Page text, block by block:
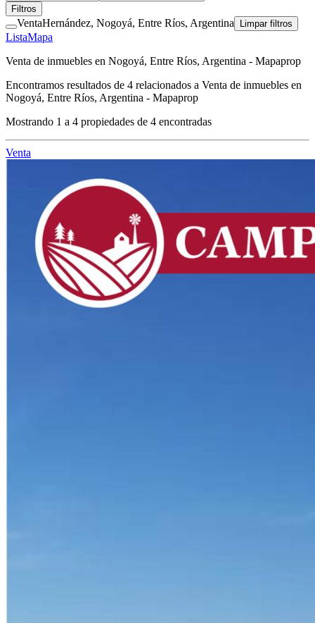
Filtros
VentaHernández, Nogoyá, Entre Ríos, Argentina Limpar filtros
ListaMapa
Venta de inmuebles en Nogoyá, Entre Ríos, Argentina - Mapaprop
Encontramos resultados de 4 relacionados a Venta de inmuebles en
Nogoyá, Entre Ríos, Argentina - Mapaprop
Mostrando 1 a 4 propiedades de 4 encontradas
Venta